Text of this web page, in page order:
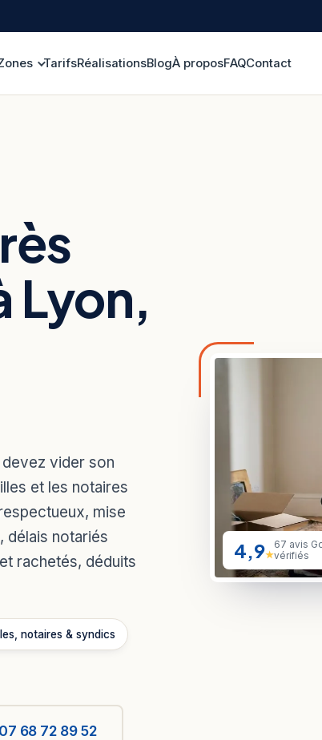
TarifsRéalisationsBlogÀ proposFAQContact
Lyon,
vider son
et les notaires
mise
délais notariés
rachetés, déduits
notaires & syndics
07 68 72 89 52
4,9★
67 avis
vérifiés